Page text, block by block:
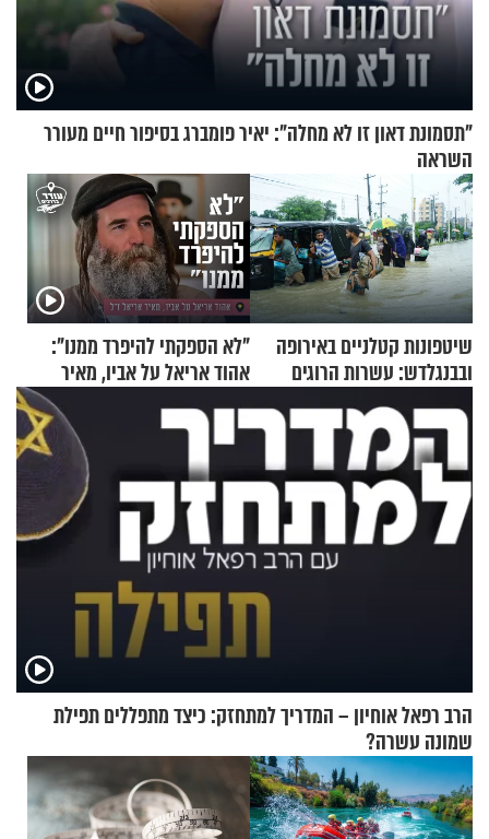
"תסמונת דאון זו לא מחלה": יאיר פומברג בסיפור חיים מעורר
השראה
שיטפונות קטלניים באירופה
ובבנגלדש: עשרות הרוגים
ומיליון נפגעים
"לא הספקתי להיפרד ממנו":
אהוד אריאל על אביו, מאיר
אריאל ז"ל
הרב רפאל אוחיון – המדריך למתחזק: כיצד מתפללים תפילת
שמונה עשרה?